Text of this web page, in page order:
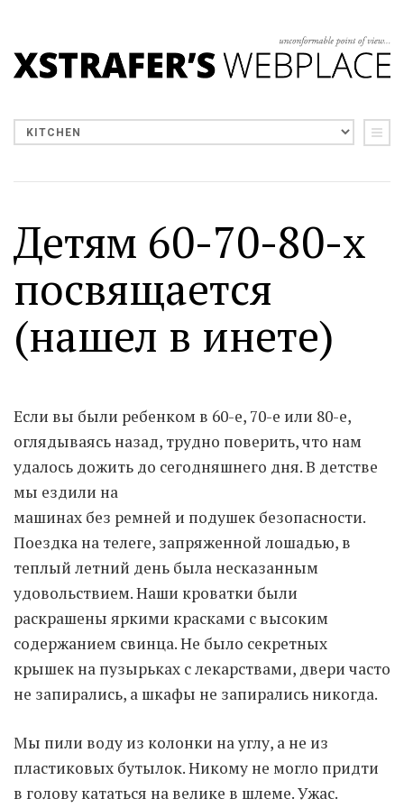
Детям 60-70-80-х
посвящается
(нашел в инете)
Если вы были ребенком в 60-е, 70-е или 80-е,
оглядываясь назад, трудно поверить, что нам
удалось дожить до сегодняшнего дня. В детстве
мы ездили на
машинах без ремней и подушек безопасности.
Поездка на телеге, запряженной лошадью, в
теплый летний день была несказанным
удовольствием. Наши кроватки были
раскрашены яркими красками с высоким
содержанием свинца. Не было секретных
крышек на пузырьках с лекарствами, двери часто
не запирались, а шкафы не запирались никогда.
Мы пили воду из колонки на углу, а не из
пластиковых бутылок. Никому не могло придти
в голову кататься на велике в шлеме. Ужас.
Moldova sightseeings
Blog Archives
Wishlist
Связаться со мной
TAGZZZZ
24-70/2.8(52) 35mm/1.4(14)
75mm/f1.2(17) 85/1.4D(15)
automotive(22) Balti(32) D800(88)
homestudio(16) howto(17)
Internet(43) Kate (56) kitchen(27)
mavic2pro(20) MavicXS(13)